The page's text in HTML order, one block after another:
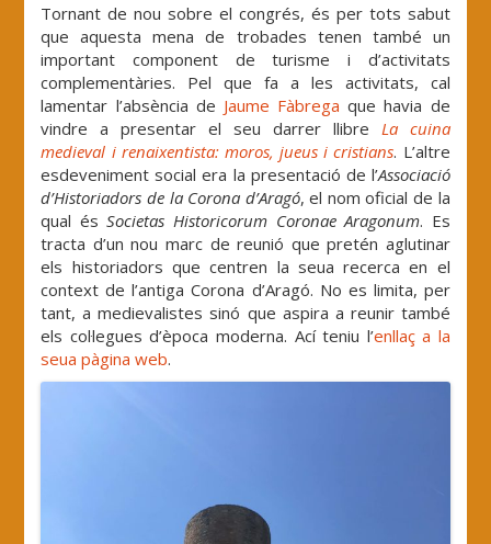
Tornant de nou sobre el congrés, és per tots sabut
que aquesta mena de trobades tenen també un
important component de turisme i d’activitats
complementàries. Pel que fa a les activitats, cal
lamentar l’absència de Jaume Fàbrega que havia de
vindre a presentar el seu darrer llibre La cuina
medieval i renaixentista: moros, jueus i cristians. L’altre
esdeveniment social era la presentació de l’Associació
d’Historiadors de la Corona d’Aragó, el nom oficial de la
qual ésSocietas Historicorum Coronae Aragonum. Es
tracta d’un nou marc de reunió que pretén aglutinar
els historiadors que centren la seua recerca en el
context de l’antiga Corona d’Aragó. No es limita, per
tant, a medievalistes sinó que aspira a reunir també
els col·legues d’època moderna. Ací teniu l’enllaç a la
seua pàgina web.